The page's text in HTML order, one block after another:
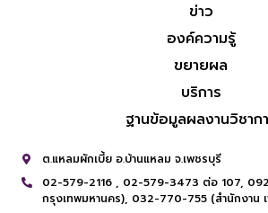
ข่าว
องค์ความรู้
ขยายผล
บริการ
ฐานข้อมูลผลงานวิชาก
ต.แหลมผักเบี้ย อ.บ้านแหลม จ.เพชรบุรี
02-579-2116 , 02-579-3473 ต่อ 107,
กรุงเทพมหานคร), 032-770-755 (สำนักงาน